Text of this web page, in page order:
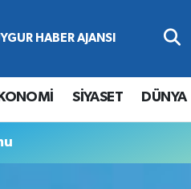
SİYASET DÜNYA